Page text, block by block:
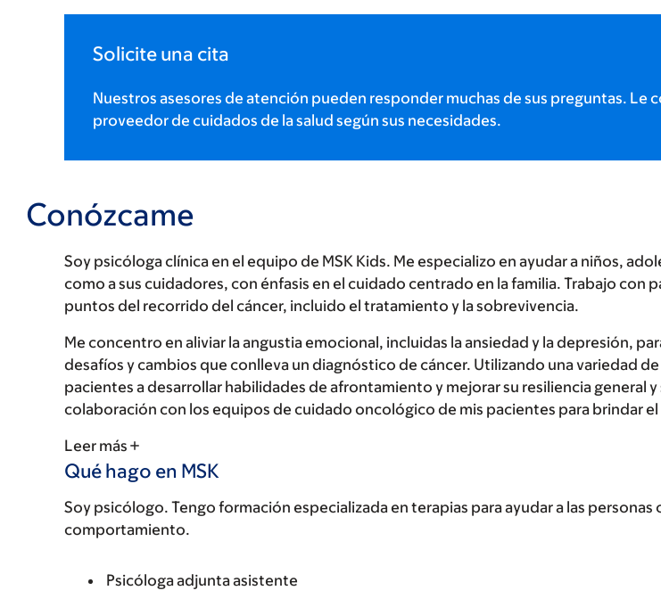
Solicite una cita
Nuestros asesores de atención pueden responder muchas de sus preguntas. Le
proveedor de cuidados de la salud según sus necesidades.
Conózcame
Soy psicóloga clínica en el equipo de MSK Kids. Me especializo en ayudar a niños,
como a sus cuidadores, con énfasis en el cuidado centrado en la familia. Trabajo con
puntos del recorrido del cáncer, incluido el tratamiento y la sobrevivencia.
Me concentro en aliviar la angustia emocional, incluidas la ansiedad y la depresión,
desafíos y cambios que conlleva un diagnóstico de cáncer. Utilizando una variedad
pacientes a desarrollar habilidades de afrontamiento y mejorar su resiliencia general
colaboración con los equipos de cuidado oncológico de mis pacientes para brindar
Leer más
Qué hago en MSK
Soy psicólogo. Tengo formación especializada en terapias para ayudar a las
comportamiento.
Psicóloga adjunta asistente